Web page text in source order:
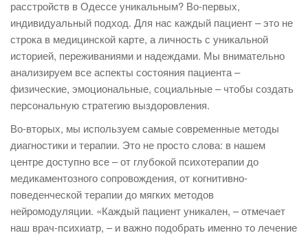
расстройств в Одессе уникальным? Во-первых,
индивидуальный подход. Для нас каждый пациент – это не
строка в медицинской карте, а личность с уникальной
историей, переживаниями и надеждами. Мы внимательно
анализируем все аспекты состояния пациента –
физические, эмоциональные, социальные – чтобы создать
персональную стратегию выздоровления.
Во-вторых, мы используем самые современные методы
диагностики и терапии. Это не просто слова: в нашем
центре доступно все – от глубокой психотерапии до
медикаментозного сопровождения, от когнитивно-
поведенческой терапии до мягких методов
нейромодуляции. «Каждый пациент уникален, – отмечает
наш врач-психиатр, – и важно подобрать именно то лечение